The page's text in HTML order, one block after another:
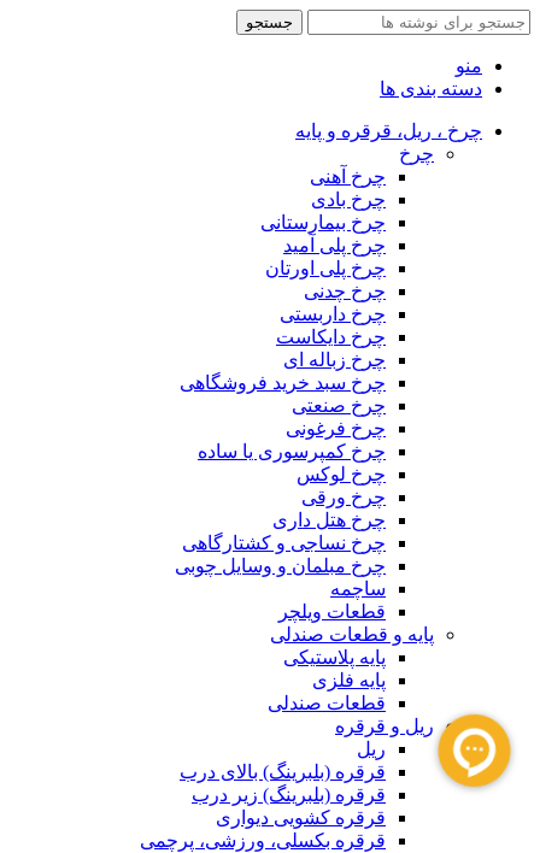
جستجو
منو
دسته بندی ها
چرخ ، ریل، قرقره و پایه
چرخ
چرخ آهنی
چرخ بادی
چرخ بیمارستانی
چرخ پلی آمید
چرخ پلی اورتان
چرخ چدنی
چرخ داربستی
چرخ دایکاست
چرخ زباله ای
چرخ سبد خرید فروشگاهی
چرخ صنعتی
چرخ فرغونی
چرخ کمپرسوری یا ساده
چرخ لوکس
چرخ ورقی
چرخ هتل داری
چرخ نساجی و کشتارگاهی
چرخ مبلمان و وسایل چوبی
ساچمه
قطعات ویلچر
پایه و قطعات صندلی
پایه پلاستیکی
پایه فلزی
قطعات صندلی
ریل و قرقره
ریل
قرقره (بلبرینگ) بالای درب
قرقره (بلبرینگ) زیر درب
قرقره کشویی دیواری
قرقره بکسلی، ورزشی، پرچمی